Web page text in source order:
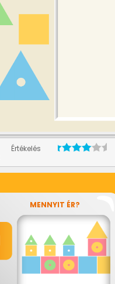
Értékelés
MENNYIT ÉR?